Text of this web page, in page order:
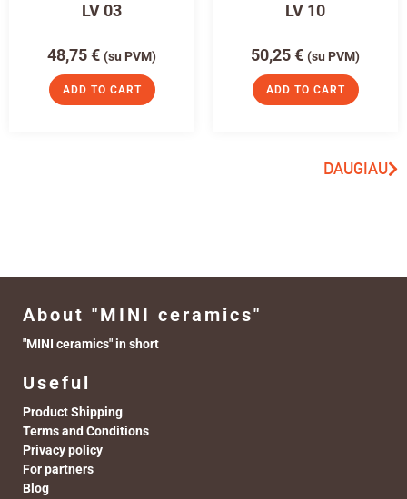
LV 03
48,75€ (su PVM)
ADD TO CART
LV 10
50,25€ (su PVM)
ADD TO CART
DAUGIAU
About "MINI ceramics"
"MINI ceramics" in short
Useful
Product Shipping
Terms and Conditions
Privacy policy
For partners
Blog